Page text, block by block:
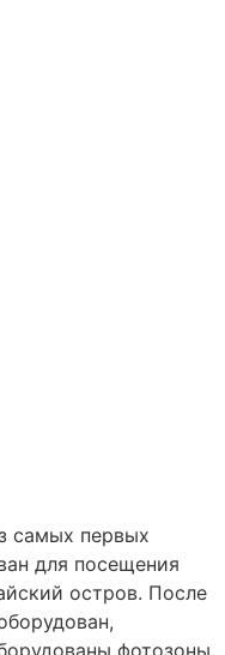
самых первых
для посещения
остров. После
фотозоны,